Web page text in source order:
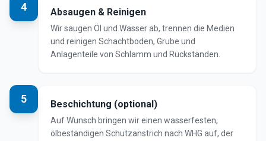
4 Absaugen & Reinigen
Wir saugen Öl und Wasser ab, trennen die Medien
und reinigen Schachtboden, Grube und
Anlagenteile von Schlamm und Rückständen.
5 Beschichtung (optional)
Auf Wunsch bringen wir einen wasserfesten,
ölbeständigen Schutzanstrich nach WHG auf, der